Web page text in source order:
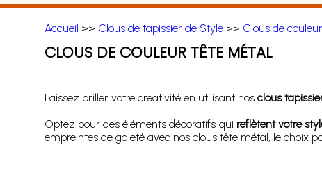
Accueil >> Clous de tapissier de Style>> Clous de
CLOUS DE COULEUR TÊTE MÉTAL
Laissez briller votre créativité en utilisant nos clous
Optez pour des éléments décoratifs qui reflètent votre
empreintes de gaieté avec nos clous tête métal, le choix